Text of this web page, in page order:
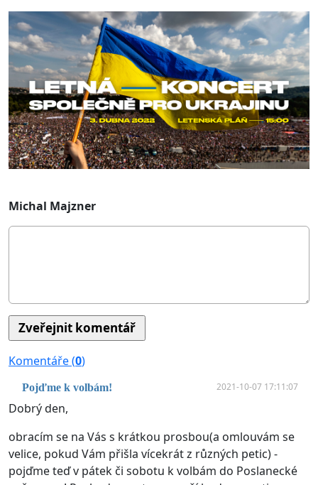
Michal Majzner
Komentáře (0)
Pojďme k volbám! 2021-10-07 17:11:07
Dobrý den,
obracím se na Vás s krátkou prosbou(a omlouvám se
velice, pokud Vám přišla vícekrát z různých petic) -
pojďme teď v pátek či sobotu k volbám do Poslanecké